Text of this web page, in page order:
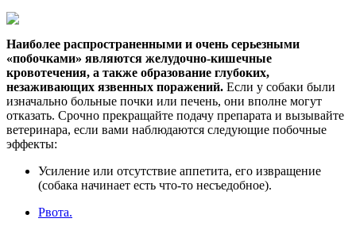
Наиболее распространенными и очень серьезными
«побочками» являются желудочно-кишечные
кровотечения, а также образование глубоких,
незаживающих язвенных поражений. Если у собаки были
изначально больные почки или печень, они вполне могут
отказать. Срочно прекращайте подачу препарата и вызывайте
ветеринара, если вами наблюдаются следующие побочные
эффекты:
Усиление или отсутствие аппетита, его извращение
(собака начинает есть что-то несъедобное).
Рвота.